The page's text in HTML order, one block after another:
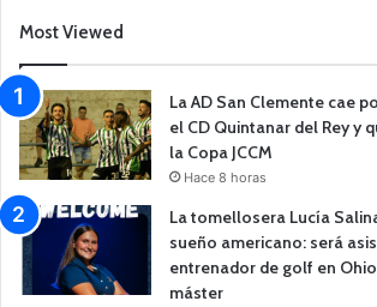
Most Viewed
La AD San Clemente cae
el CD Quintanar del Rey y
la Copa JCCM
Hace 8 horas
La tomellosera Lucía
sueño americano: será
entrenador de golf en
máster